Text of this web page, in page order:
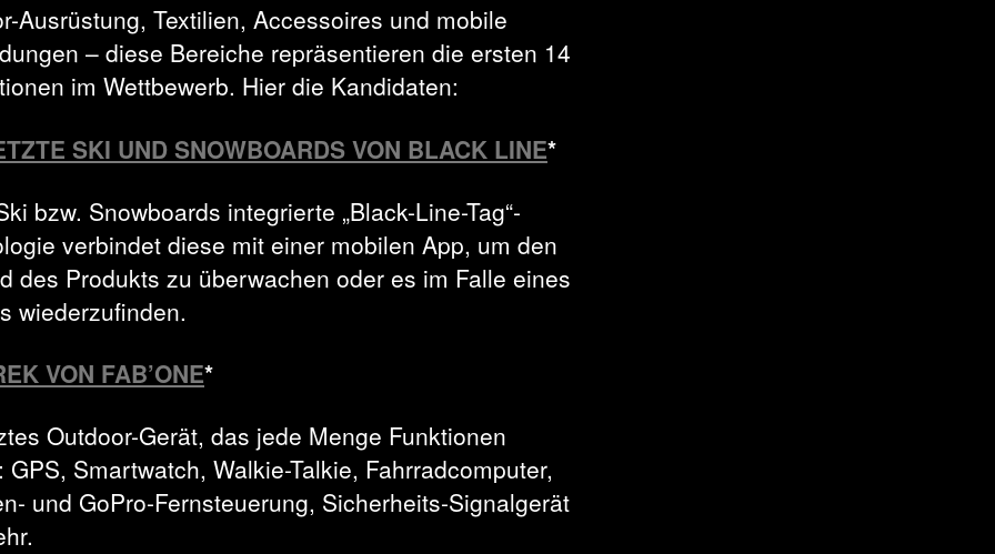
Ausrüstung, Textilien, Accessoires und mobile
– diese Bereiche repräsentieren die ersten 14
im Wettbewerb. Hier die Kandidaten:
SKI UND SNOWBOARDS VON BLACK LINE*
bzw. Snowboards integrierte „Black-Line-Tag“-
verbindet diese mit einer mobilen App, um den
des Produkts zu überwachen oder es im Falle eines
wiederzufinden.
VON FAB’ONE*
Outdoor-Gerät, das jede Menge Funktionen
GPS, Smartwatch, Walkie-Talkie, Fahrradcomputer,
und GoPro-Fernsteuerung, Sicherheits-Signalgerät